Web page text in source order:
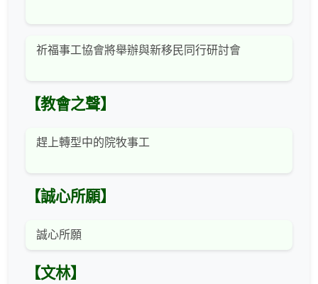
祈福事工協會將舉辦與新移民同行研討會
【教會之聲】
趕上轉型中的院牧事工
【誠心所願】
誠心所願
【文林】